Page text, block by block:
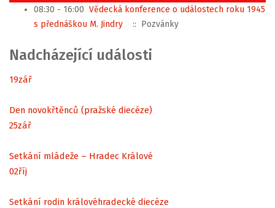
08:30 - 16:00 Vědecká konference o událostech roku 1945
s přednáškou M. Jindry
:: Pozvánky
Nadcházející události
19zář
Den novokřtěnců (pražské diecéze)
25zář
Setkání mládeže – Hradec Králové
02říj
Setkání rodin královéhradecké diecéze